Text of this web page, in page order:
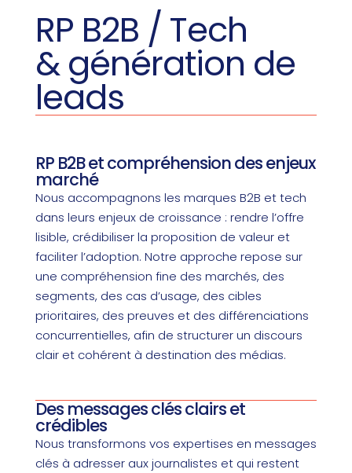
RP B2B / Tech
& génération de
leads
RP B2B et compréhension des enjeux
marché
Nous accompagnons les marques B2B et tech
dans leurs enjeux de croissance : rendre l’offre
lisible, crédibiliser la proposition de valeur et
faciliter l’adoption. Notre approche repose sur
une compréhension fine des marchés, des
segments, des cas d’usage, des cibles
prioritaires, des preuves et des différenciations
concurrentielles, afin de structurer un discours
clair et cohérent à destination des médias.
Des messages clés clairs et
crédibles
Nous transformons vos expertises en messages
clés à adresser aux journalistes et qui restent